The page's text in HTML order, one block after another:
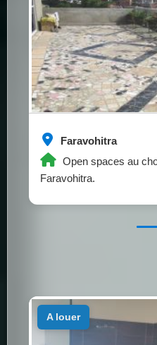
Faravohitra
Open spaces au
Faravohitra.
a louer